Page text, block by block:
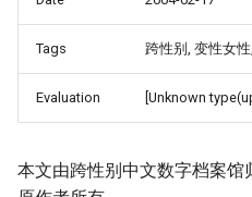
Tags 跨性别, 变性女
Evaluation [Unknown
本文由跨性别中文数字档案